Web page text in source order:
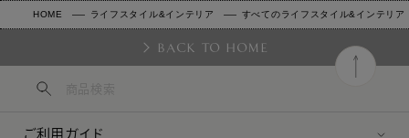
HOME ライフスタイル&インテリア すべてのライフスタイル&インテリア
BACK TO HOME
ご利用ガイド